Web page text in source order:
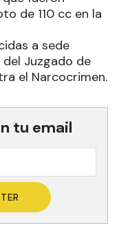
de 110 cc en la
a sede
Juzgado de
el Narcocrimen.
tu email